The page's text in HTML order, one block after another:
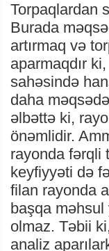
Torpaqlardan
Burada
artırmaq və
aparmaqdır
sahəsində
daha
əlbəttə ki,
önəmlidir.
rayonda fərqli
keyfiyyəti də
filan rayonda
başqa
olmaz. Təbii
analiz